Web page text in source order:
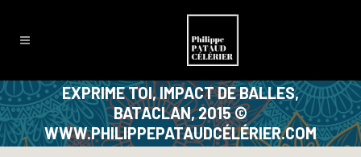
EXPRIME TOI, IMPACT DE BALLES,
BATACLAN, 2015 ©
WWW.PHILIPPEPATAUDCÉLÉRIER.COM